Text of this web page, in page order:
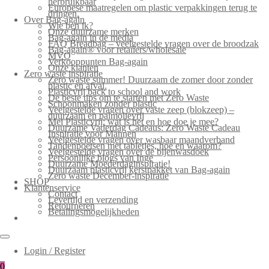
Europese maatregelen om plastic verpakkingen terug te
dringen.
Over Bag-again
Wie ben ik?
Onze duurzame merken
Bag-again in de media
FAQ Breadbag – veelgestelde vragen over de broodzak
Bag-again® voor retailers/wholesale
MVO
Verkooppunten Bag-again
Onze klanten
Zero waste inspiratie
Zero waste summer! Duurzaam de zomer door zonder
plastic en afval.
Plasticvrij back to school and work
De beste tips om te starten met Zero Waste
Schoonmaken zonder plastic
Veelgestelde vragen over vaste zeep (blokzeep) –
duurzaam en palmolievrij
Mei Plasticvrij: wat is het en hoe doe je mee?
Duurzame Vaderdag Cadeaus: Zero Waste Cadeau
Inspiratie voor Mannen
Veelgestelde vragen over wasbaar maandverband
Tandenpoetsen met tabletjes, hoe en waarom?
Veelgestelde vragen over de bijenwasdoek
Persoonlijke blogs van Inge
Duurzame Moederdaginspiratie!
Duurzaam plasticvrij kerstpakket van Bag-again
Zero waste December-inspiratie
SHOP
Klantenservice
Contact
Levertijd en verzending
Retourneren
Betalingsmogelijkheden
Login / Register
0